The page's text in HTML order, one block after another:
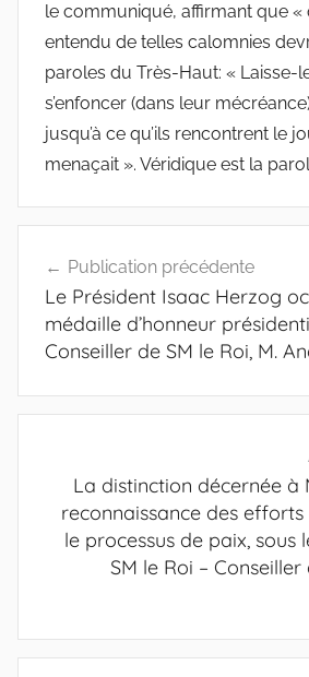
le communiqué, affirmant que «
entendu de telles calomnies
paroles du Très-Haut: « Laisse-
s’enfoncer (dans leur
jusqu’à ce qu’ils rencontrent le
menaçait ». Véridique est la
de
l’article
Publication précédente
Le Président Isaac Herzog
médaille d’honneur
Conseiller de SM le Roi, M.
La distinction décernée à
reconnaissance des
le processus de paix, sous
SM le Roi –